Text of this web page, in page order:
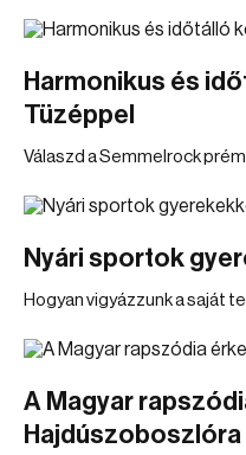
Harmonikus és
Tüzéppel
Válaszd a Semmelrock
Nyári sportok
Hogyan vigyázzunk a saját
A Magyar
Hajdúszoboszlóra